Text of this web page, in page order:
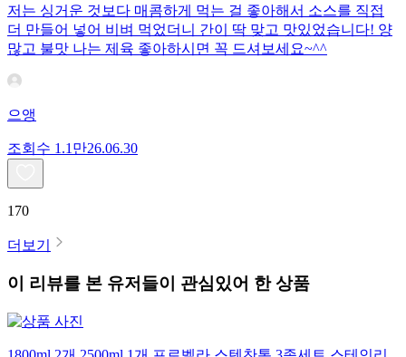
저는 싱거운 것보다 매콤하게 먹는 걸 좋아해서 소스를 직접
더 만들어 넣어 비벼 먹었더니 간이 딱 맞고 맛있었습니다! 양
많고 불맛 나는 제육 좋아하시면 꼭 드셔보세요~^^
으앵
조회수 1.1만26.06.30
170
더보기
이 리뷰를 본 유저들이 관심있어 한 상품